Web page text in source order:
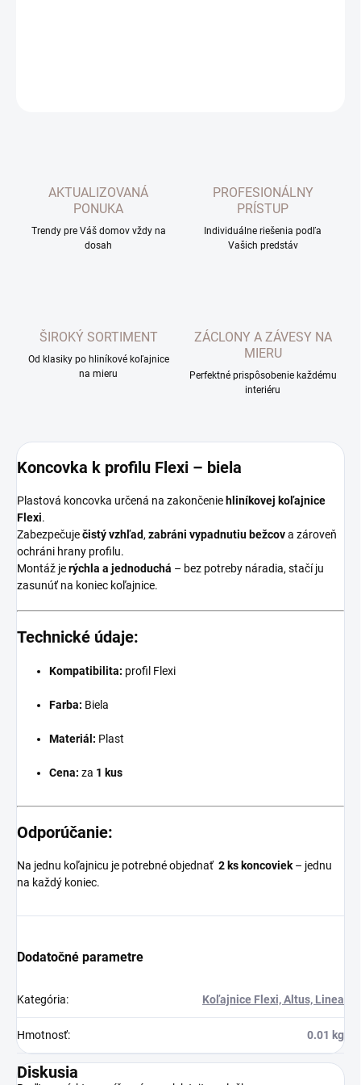
AKTUALIZOVANÁ
PONUKA
Trendy pre Váš domov vždy na
dosah
PROFESIONÁLNY
PRÍSTUP
Individuálne riešenia podľa
Vašich predstáv
ŠIROKÝ SORTIMENT
Od klasiky po hliníkové koľajnice
na mieru
ZÁCLONY A ZÁVESY NA
MIERU
Perfektné prispôsobenie každému
interiéru
Koncovka k profilu Flexi – biela
Plastová koncovka určená na zakončenie hliníkovej koľajnice
Flexi.
Zabezpečuječistý vzhľad, zabráni vypadnutiu bežcova zároveň
ochráni hrany profilu.
Montáž jerýchla a jednoduchá – bez potreby náradia, stačí ju
zasunúť na koniec koľajnice.
Technické údaje:
Kompatibilita: profil Flexi
Farba: Biela
Materiál: Plast
Cena: za 1 kus
Odporúčanie:
Na jednu koľajnicu je potrebné objednať 2 ks koncoviek– jednu
na každý koniec.
Dodatočné parametre
Kategória: Koľajnice Flexi, Altus, Linea
Hmotnosť: 0.01 kg
Diskusia